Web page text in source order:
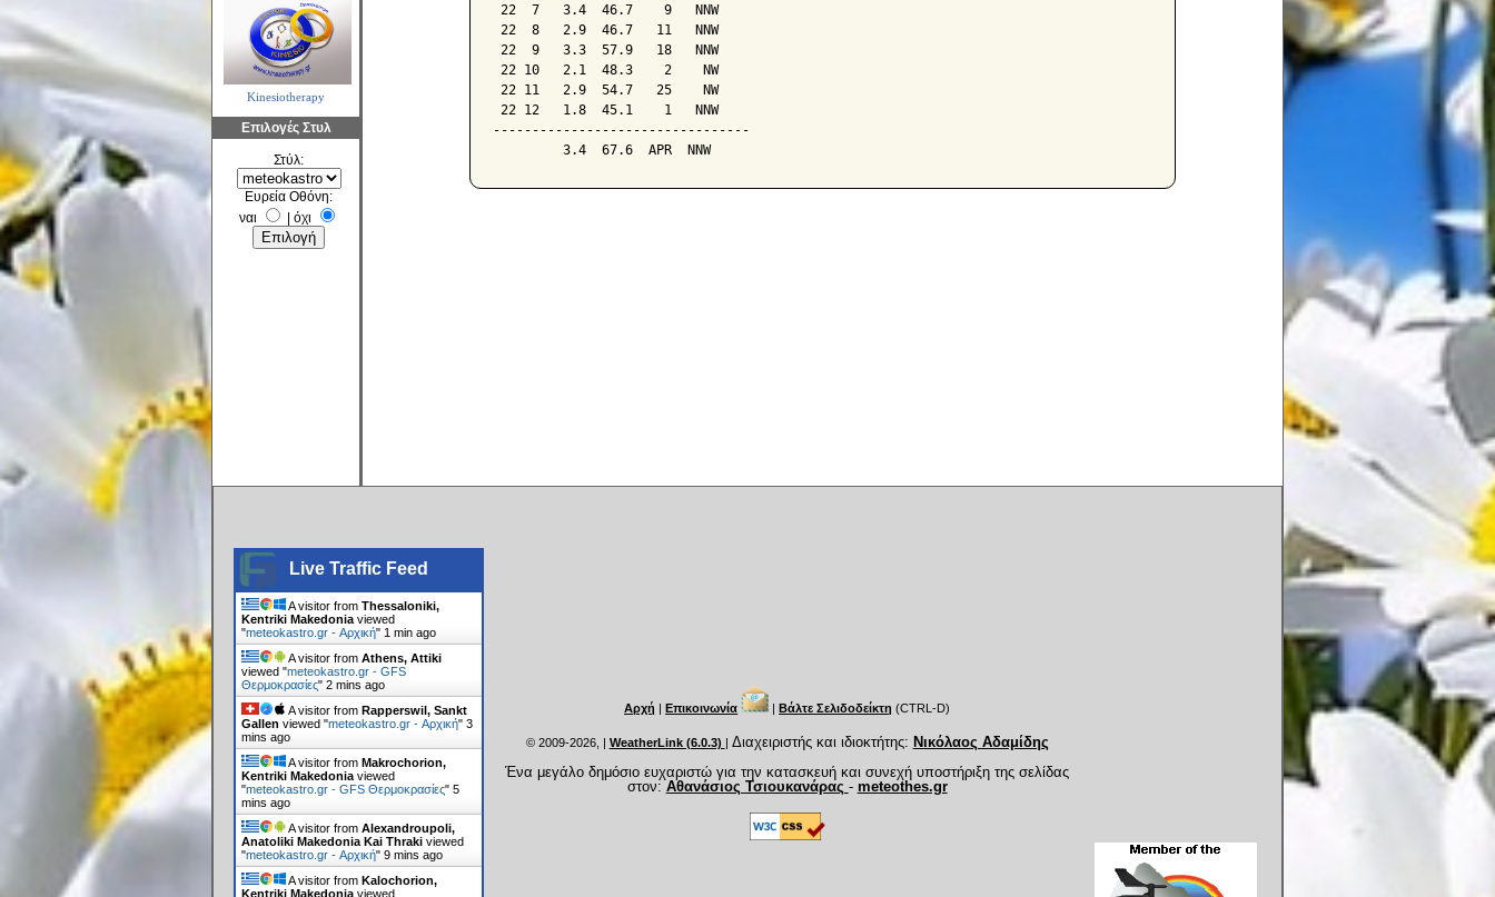
Kinesiotherapy
Επιλογές Στυλ
Στύλ:
Ευρεία Οθόνη:
ναι
όχι
22  7   3.4  46.7    9   NNW
22  8   2.9  46.7   11   NNW
22  9   3.3  57.9   18   NNW
22 10   2.1  48.3    2    NW
22 11   2.9  54.7   25    NW
22 12   1.8  45.1    1   NNW
---------------------------------
Live Traffic Feed
A visitor fromThessaloniki,
Kentriki Makedonia viewed
"meteokastro.gr - Αρχική" 1 min ago
A visitor fromAthens, Attiki
viewed "meteokastro.gr - GFS
Θερμοκρασίες"2 mins ago
A visitor fromRapperswil, Sankt
Gallen viewed "meteokastro.gr - Αρχική"3
mins ago
A visitor fromMakrochorion,
Kentriki Makedonia viewed
"meteokastro.gr - GFS Θερμοκρασίες"5
mins ago
A visitor fromAlexandroupoli,
Anatoliki Makedonia Kai Thraki viewed
"meteokastro.gr - Αρχική"9 mins ago
A visitor fromKalochorion,
Kentriki Makedonia viewed
Αρχή |Επικοινωνία |Βάλτε Σελιδοδείκτη (CTRL-D)
© 2009-2026, | WeatherLink (6.0.3) | Διαχειριστής και ιδιοκτήτης: Νικόλαος Αδαμίδης
Ένα μεγάλο δημόσιο ευχαριστώ για την κατασκευή και συνεχή υποστήριξη της σελίδας
στον: Αθανάσιος Τσιουκανάρας - meteothes.gr